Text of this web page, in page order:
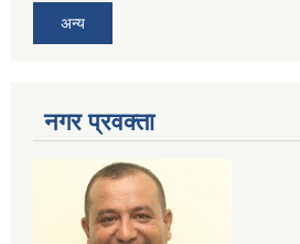
अन्य
नगर प्रव‌क्ता